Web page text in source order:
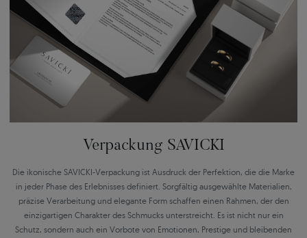
Verpackung SAVICKI
Die ikonische SAVICKI-Verpackung ist Ausdruck der Perfektion, die die Marke
in jeder Phase des Erlebnisses definiert. Sorgfältig ausgewählte Materialien,
präzise Verarbeitung und elegante Form schaffen einen Rahmen, der den
einzigartigen Charakter des Schmucks unterstreicht. Es ist nicht nur ein
Schutz, sondern auch ein Vorbote von Emotionen, Prestige und bleibenden